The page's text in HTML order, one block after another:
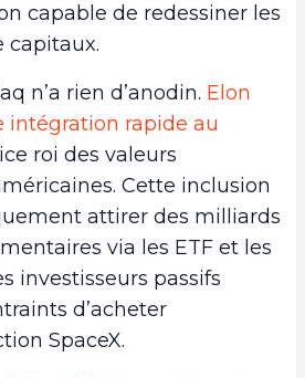
capable de redessiner les
capitaux.
n’a rien d’anodin. Elon
intégration rapide au
roi des valeurs
Cette inclusion
attirer des milliards
via les ETF et les
investisseurs passifs
d’acheter
SpaceX.